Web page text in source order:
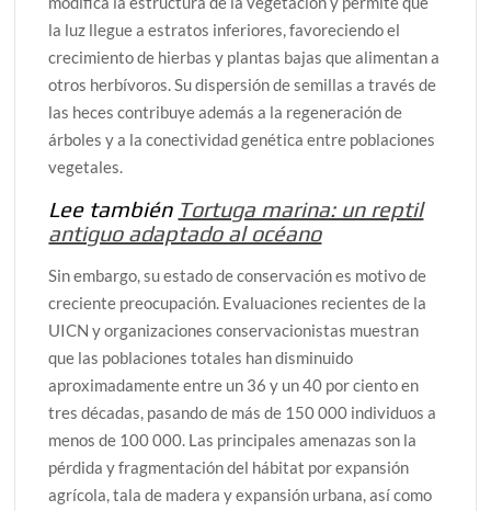
la luz llegue a estratos inferiores, favoreciendo el
crecimiento de hierbas y plantas bajas que alimentan a
otros herbívoros. Su dispersión de semillas a través de
las heces contribuye además a la regeneración de
árboles y a la conectividad genética entre poblaciones
vegetales.
Lee también Tortuga marina: un reptil
antiguo adaptado al océano
Sin embargo, su estado de conservación es motivo de
creciente preocupación. Evaluaciones recientes de la
UICN y organizaciones conservacionistas muestran
que las poblaciones totales han disminuido
aproximadamente entre un 36 y un 40 por ciento en
tres décadas, pasando de más de 150 000 individuos a
menos de 100 000. Las principales amenazas son la
pérdida y fragmentación del hábitat por expansión
agrícola, tala de madera y expansión urbana, así como